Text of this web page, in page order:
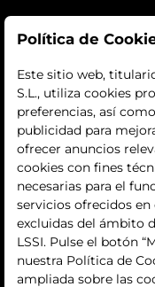
Subastas
subastas
histórico
La empresa
quiénes somos
contacto
Términos y
Política de
Este sitio web,
S.L., utiliza cookies
preferencias, así
publicidad para
ofrecer anuncios
cookies con fines
necesarias para el
servicios ofrecidos en
excluidas del ámbito
LSSI. Pulse el botón
nuestra Política de
ampliada sobre las